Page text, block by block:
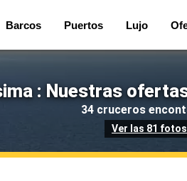
Barcos Puertos Lujo
: Nuestras
34 cruceros
Ver las 81 fotos